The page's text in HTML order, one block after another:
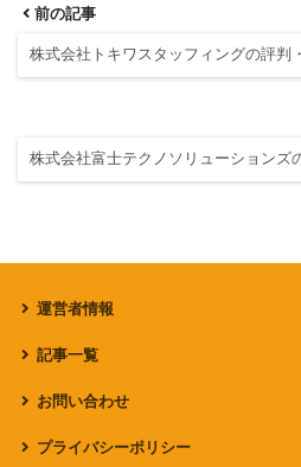
前の記事
株式会社トキワスタッフィングの評判
株式会社富士テクノソリューションズ
運営者情報
記事一覧
お問い合わせ
プライバシーポリシー